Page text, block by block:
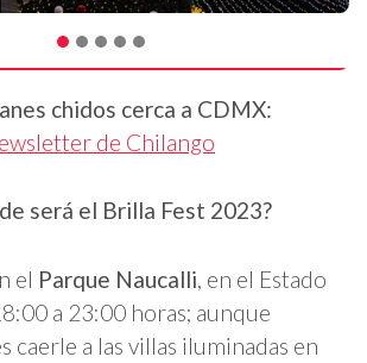
chidos cerca a CDMX:
de Chilango
será el Brilla Fest 2023?
el Parque Naucalli, en el Estado
a 23:00 horas; aunque
caerle a las villas iluminadas en